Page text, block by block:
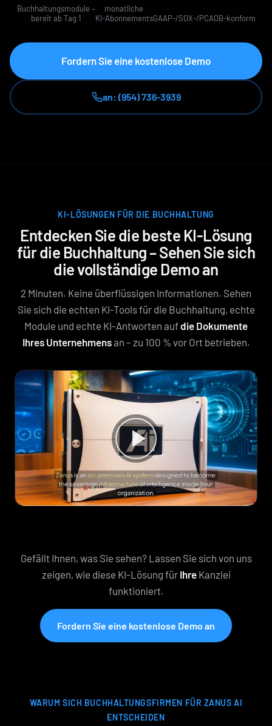
Buchhaltungsmodule –
bereit ab Tag 1
monatliche
KI-AbonnementsGAAP-/SOX-/PCAOB-konform
Fordern Sie eine kostenlose Demo
an: (954) 736-3939
KI-LÖSUNGEN FÜR DIE BUCHHALTUNG
Entdecken Sie die beste KI-Lösung
für die Buchhaltung – Sehen Sie sich
die vollständige Demo an
2 Minuten. Keine überflüssigen Informationen. Sehen
Sie sich die echten KI-Tools für die Buchhaltung, echte
Module und echte KI-Antworten aufdie Dokumente
Ihres Unternehmensan – zu 100 % vor Ort betrieben.
Gefällt Ihnen, was Sie sehen? Lassen Sie sich von uns
zeigen, wie diese KI-Lösung für IhreKanzlei
funktioniert.
Fordern Sie eine kostenlose Demo an
WARUM SICH BUCHHALTUNGSFIRMEN FÜR ZANUS AI
ENTSCHEIDEN